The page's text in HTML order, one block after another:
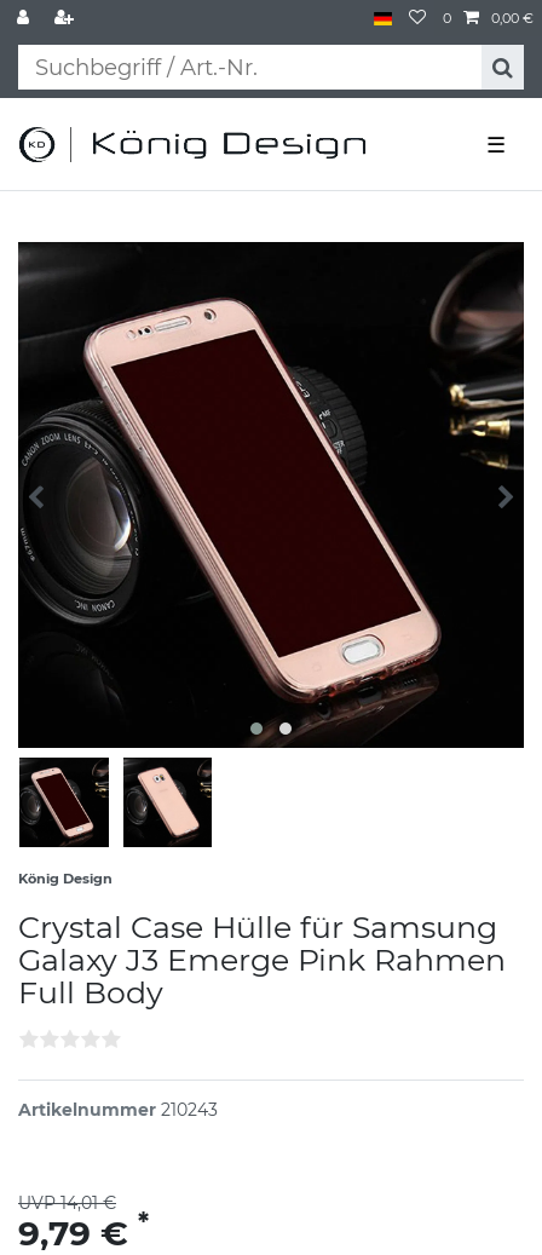
0 0,00 €
☰
König Design
Crystal Case Hülle für Samsung
Galaxy J3 Emerge Pink Rahmen
Full Body
Artikelnummer 210243
UVP 14,01 €
9,79 € *